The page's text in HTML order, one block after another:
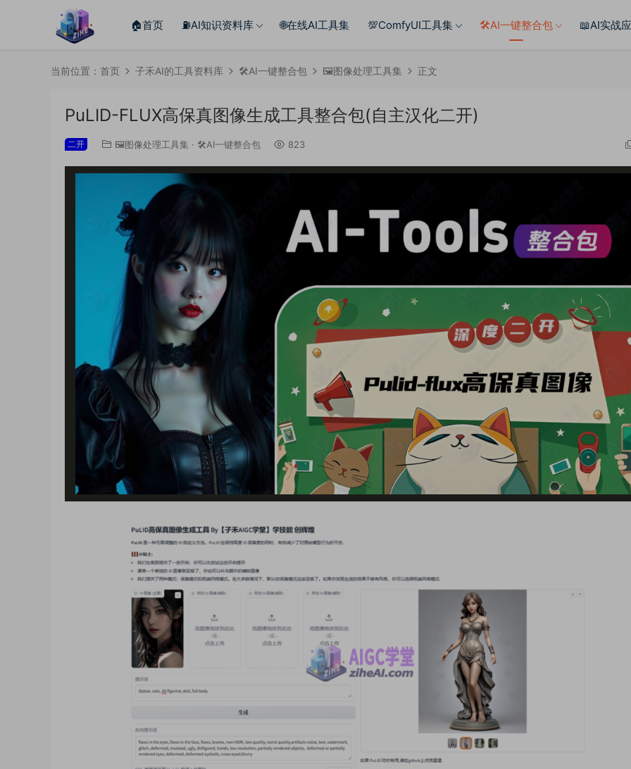
🏠首页 ⛽️AI知识资料库 🌐在线AI工具集 💯ComfyUI工具集 🛠️AI一键整合包 📖AI实战
当前位置： 首页 子禾AI的工具资料库 🛠️AI一键整合包 🖼️图像处理工具集 正文
PuLID-FLUX高保真图像生成工具整合包(自主汉化二开)
二开 🖼️图像处理工具集 · 🛠️AI一键整合包 823